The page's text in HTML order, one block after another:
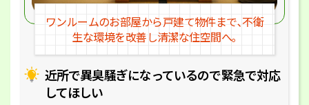
近所で異臭騒ぎになっているので緊急で対応
してほしい
ワンルームのお部屋から戸建て物件まで､不衛
生な環境を改善し清潔な住空間へ｡